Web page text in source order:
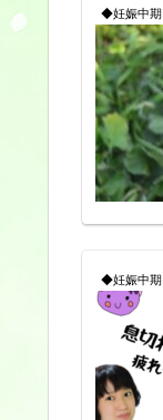
◆妊娠中期
◆妊娠中期